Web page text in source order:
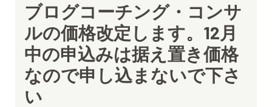
ブログコーチング・コンサ
ルの価格改定します。12月
中の申込みは据え置き価格
なので申し込まないで下さ
い